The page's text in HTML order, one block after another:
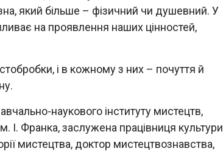
який більше – фізичний чи душевний. У
на проявлення наших цінностей,
і в кожному з них – почуття й
наукового інституту мистецтв,
Франка, заслужена працівниця культури
мистецтва, доктор мистецтвознавства,